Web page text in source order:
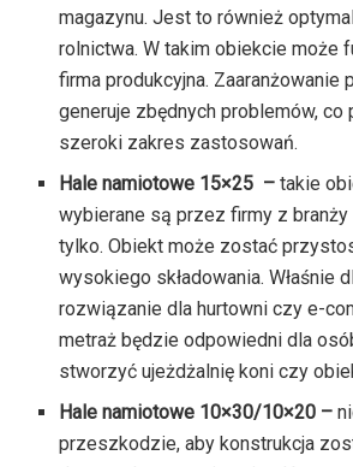
magazynu. Jest to również
rolnictwa. W takim obiekcie może
firma produkcyjna. Zaaranżowanie
generuje zbędnych problemów, co
szeroki zakres zastosowań.
Hale namiotowe 15×25 – takie
wybierane są przez firmy z
tylko. Obiekt może zostać
wysokiego składowania. Właśnie
rozwiązanie dla hurtowni czy e-
metraż będzie odpowiedni dla
stworzyć ujeżdżalnię koni czy
Hale namiotowe 10×30/10×20 –
przeszkodzie, aby konstrukcja